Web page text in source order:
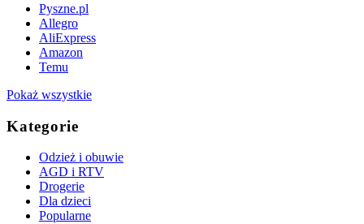
Pyszne.pl
Allegro
AliExpress
Amazon
Temu
Pokaż wszystkie
Kategorie
Odzież i obuwie
AGD i RTV
Drogerie
Dla dzieci
Popularne